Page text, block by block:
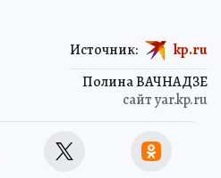
Полина ВАЧНАДЗЕ
сайт yar.kp.ru
Источник: kp.ru